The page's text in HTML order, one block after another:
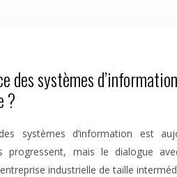
des systèmes
?
systèmes d’information est
progressent, mais le dialogue
industrielle de taille